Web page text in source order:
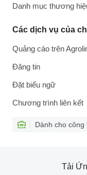
Danh mục thương
Các dịch vụ của
Quảng cáo trên
Đăng tin
Đặt biểu ngữ
Chương trình liên kết
Dành cho công
Tải